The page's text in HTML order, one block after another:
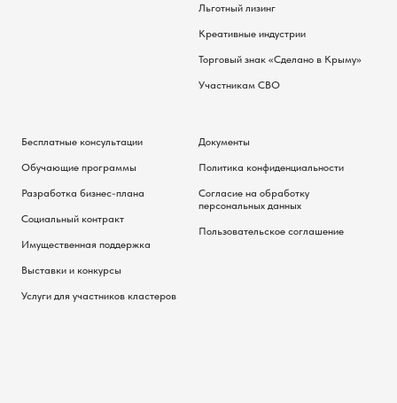
Льготный лизинг
Креативные индустрии
Торговый знак «Сделано в Крыму»
Участникам СВО
Бесплатные консультации
Обучающие программы
Разработка бизнес-плана
Социальный контракт
Имущественная поддержка
Выставки и конкурсы
Услуги для участников кластеров
Документы
Политика конфиденциальности
Согласие на обработку
персональных данных
Пользовательское соглашение